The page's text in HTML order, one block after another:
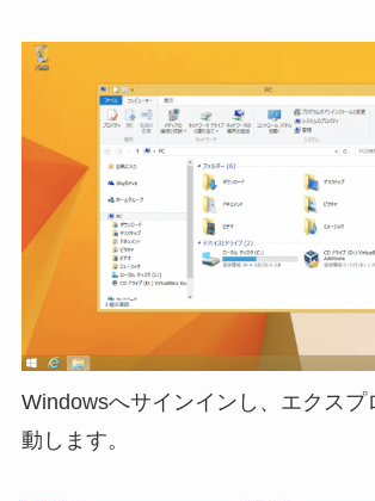
Windowsへサインインし、エクスプ
動します。